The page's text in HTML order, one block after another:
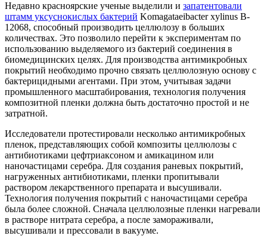
Недавно красноярские ученые выделили и запатентовали
штамм уксуснокислых бактерий Komagataeibacter xylinus B-
12068, способный производить целлюлозу в больших
количествах. Это позволило перейти к экспериментам по
использованию выделяемого из бактерий соединения в
биомедицинских целях. Для производства антимикробных
покрытий необходимо прочно связать целлюлозную основу с
бактерицидными агентами. При этом, учитывая задачи
промышленного масштабирования, технология получения
композитной пленки должна быть достаточно простой и не
затратной.
Исследователи протестировали несколько антимикробных
пленок, представляющих собой композиты целлюлозы с
антибиотиками цефтриаксоном и амикацином или
наночастицами серебра. Для создания раневых покрытий,
нагруженных антибиотиками, пленки пропитывали
раствором лекарственного препарата и высушивали.
Технология получения покрытий с наночастицами серебра
была более сложной. Сначала целлюлозные пленки нагревали
в растворе нитрата серебра, а после замораживали,
высушивали и прессовали в вакууме.